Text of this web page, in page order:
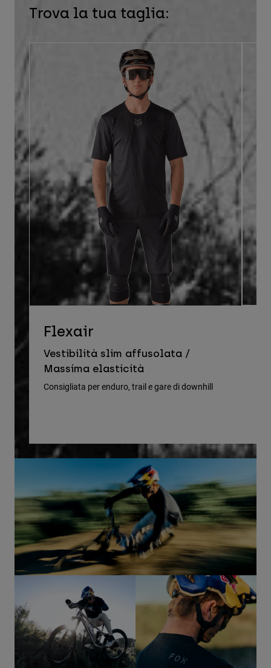
Trova la tua taglia:
Flexair
Vestibilità slim affusolata /
Massima elasticità
Consigliata per enduro, trail e gare di downhill